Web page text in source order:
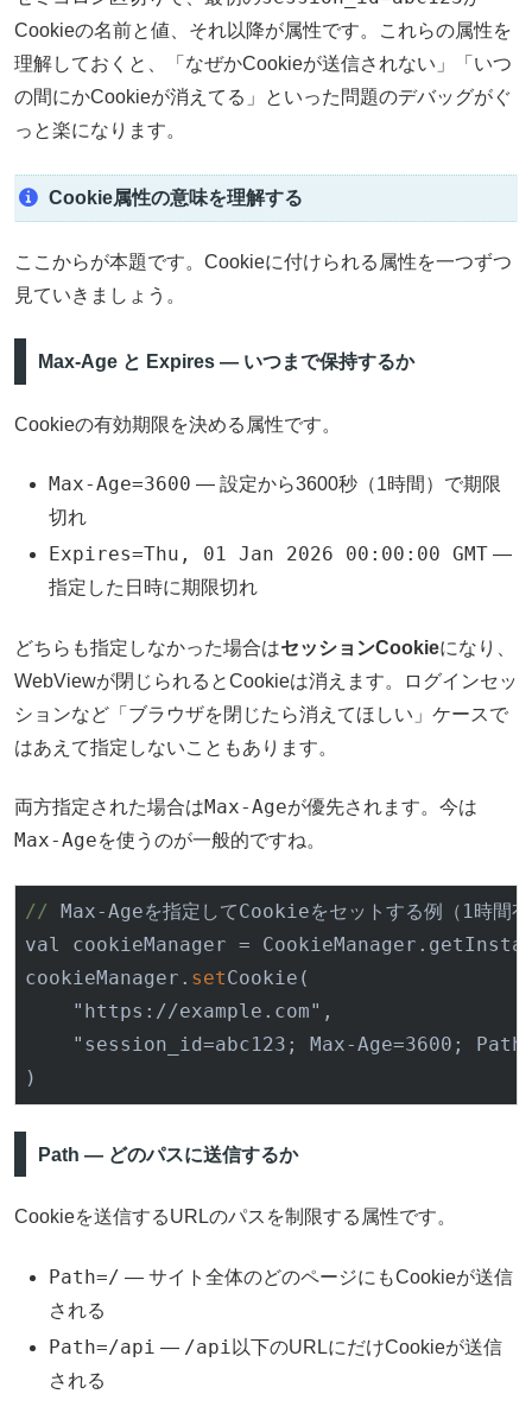
Cookieの名前と値、それ以降が属性です。これらの属性を
理解しておくと、「なぜかCookieが送信されない」「いつ
の間にかCookieが消えてる」といった問題のデバッグがぐ
っと楽になります。
Cookie属性の意味を理解する
ここからが本題です。Cookieに付けられる属性を一つずつ
見ていきましょう。
Max-Age と Expires — いつまで保持するか
Cookieの有効期限を決める属性です。
Max-Age=3600 — 設定から3600秒（1時間）で期限
切れ
Expires=Thu, 01 Jan 2026 00:00:00 GMT —
指定した日時に期限切れ
どちらも指定しなかった場合はセッションCookieになり、
WebViewが閉じられるとCookieは消えます。ログインセッ
ションなど「ブラウザを閉じたら消えてほしい」ケースで
はあえて指定しないこともあります。
両方指定された場合はMax-Ageが優先されます。今は
Max-Ageを使うのが一般的ですね。
//
Max-Ageを指定してCookieをセットする例（1時間
val cookieManager =
cookieManager. setCookie (
    "https://example.com",
    "
session_id=abc123; Max-Age=3600; Path
)
Path — どのパスに送信するか
Cookieを送信するURLのパスを制限する属性です。
Path=/ — サイト全体のどのページにもCookieが送信
される
Path=/api — /api 以下のURLにだけCookieが送信
される